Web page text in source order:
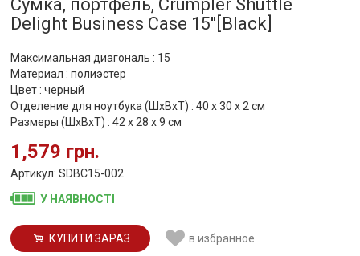
Сумка, портфель, Crumpler Shuttle
Delight Business Case 15''[Black]
Максимальная диагональ : 15
Материал : полиэстер
Цвет : черный
Отделение для ноутбука (ШхВхТ) : 40 х 30 х 2 см
Размеры (ШхВхТ) : 42 х 28 х 9 см
1,579 грн.
Артикул: SDBC15-002
У НАЯВНОСТІ
КУПИТИ ЗАРАЗ в избранное